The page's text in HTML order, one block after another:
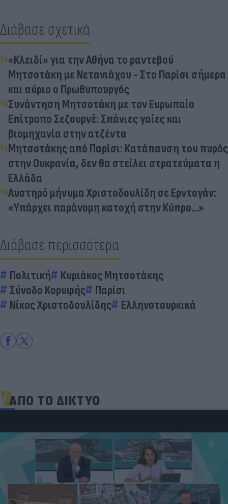
Διάβασε σχετικά
«Κλειδί» για την Αθήνα το ραντεβού
Μητσοτάκη με Νετανιάχου - Στο Παρίσι σήμερα
και αύριο ο Πρωθυπουργός
Συνάντηση Μητσοτάκη με τον Ευρωπαίο
Επίτροπο Σεζουρνέ: Σπάνιες γαίες και
βιομηχανία στην ατζέντα
Μητσοτάκης από Παρίσι: Κατάπαυση του πυρός
στην Ουκρανία, δεν θα στείλει στρατεύματα η
Ελλάδα
Αυστηρό μήνυμα Χριστοδουλίδη σε Ερντογάν:
«Υπάρχει παράνομη κατοχή στην Κύπρο...»
Διάβασε περισσότερα
Πολιτική
Κυριάκος Μητσοτάκης
Σύνοδο Κορυφής
Παρίσι
Νίκος Χριστοδουλίδης
Ελληνοτουρκικά
ΑΠΟ ΤΟ ΔΙΚΤΥΟ